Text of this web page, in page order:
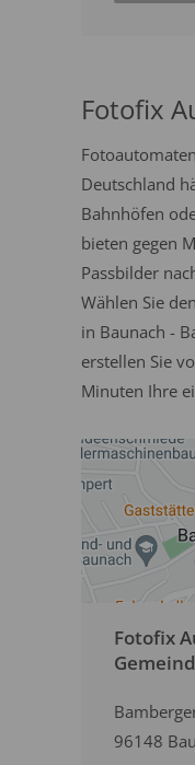
Fotofix
Deutschland
Bahnhöfen
bieten gegen
Passbilder
Wählen Sie
in Baunach -
erstellen Sie
Minuten Ihre
Fotofix
96148